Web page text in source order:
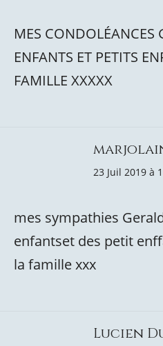
MES CONDOLÉANCES
ENFANTS ET PETITS
FAMILLE XXXXX
23 Juil 2019 à
mes sympathies
enfantset des petit
la famille xxx
Lucien